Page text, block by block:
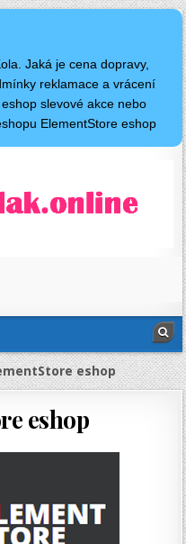
Jaká je cena dopravy,
reklamace a vrácení
slevové akce nebo
ElementStore eshop
eshop
eshop